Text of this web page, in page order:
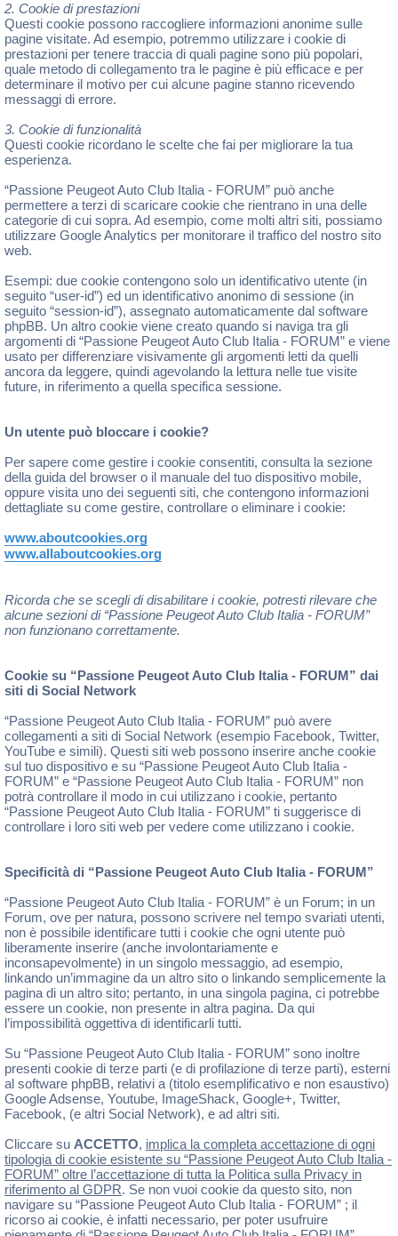
2. Cookie di prestazioni
Questi cookie possono raccogliere informazioni anonime sulle
pagine visitate. Ad esempio, potremmo utilizzare i cookie di
prestazioni per tenere traccia di quali pagine sono più popolari,
quale metodo di collegamento tra le pagine è più efficace e per
determinare il motivo per cui alcune pagine stanno ricevendo
messaggi di errore.
3. Cookie di funzionalità
Questi cookie ricordano le scelte che fai per migliorare la tua
esperienza.
“Passione Peugeot Auto Club Italia - FORUM” può anche
permettere a terzi di scaricare cookie che rientrano in una delle
categorie di cui sopra. Ad esempio, come molti altri siti, possiamo
utilizzare Google Analytics per monitorare il traffico del nostro sito
web.
Esempi: due cookie contengono solo un identificativo utente (in
seguito “user-id”) ed un identificativo anonimo di sessione (in
seguito “session-id”), assegnato automaticamente dal software
phpBB. Un altro cookie viene creato quando si naviga tra gli
argomenti di “Passione Peugeot Auto Club Italia - FORUM” e viene
usato per differenziare visivamente gli argomenti letti da quelli
ancora da leggere, quindi agevolando la lettura nelle tue visite
future, in riferimento a quella specifica sessione.
Un utente può bloccare i cookie?
Per sapere come gestire i cookie consentiti, consulta la sezione
della guida del browser o il manuale del tuo dispositivo mobile,
oppure visita uno dei seguenti siti, che contengono informazioni
dettagliate su come gestire, controllare o eliminare i cookie:
www.aboutcookies.org
www.allaboutcookies.org
Ricorda che se scegli di disabilitare i cookie, potresti rilevare che
alcune sezioni di “Passione Peugeot Auto Club Italia - FORUM”
non funzionano correttamente.
Cookie su “Passione Peugeot Auto Club Italia - FORUM” dai
siti di Social Network
“Passione Peugeot Auto Club Italia - FORUM” può avere
collegamenti a siti di Social Network (esempio Facebook, Twitter,
YouTube e simili). Questi siti web possono inserire anche cookie
sul tuo dispositivo e su “Passione Peugeot Auto Club Italia -
FORUM” e “Passione Peugeot Auto Club Italia - FORUM” non
potrà controllare il modo in cui utilizzano i cookie, pertanto
“Passione Peugeot Auto Club Italia - FORUM” ti suggerisce di
controllare i loro siti web per vedere come utilizzano i cookie.
Specificità di “Passione Peugeot Auto Club Italia - FORUM”
“Passione Peugeot Auto Club Italia - FORUM” è un Forum; in un
Forum, ove per natura, possono scrivere nel tempo svariati utenti,
non è possibile identificare tutti i cookie che ogni utente può
liberamente inserire (anche involontariamente e
inconsapevolmente) in un singolo messaggio, ad esempio,
linkando un’immagine da un altro sito o linkando semplicemente la
pagina di un altro sito; pertanto, in una singola pagina, ci potrebbe
essere un cookie, non presente in altra pagina. Da qui
l’impossibilità oggettiva di identificarli tutti.
Su “Passione Peugeot Auto Club Italia - FORUM” sono inoltre
presenti cookie di terze parti (e di profilazione di terze parti), esterni
al software phpBB, relativi a (titolo esemplificativo e non esaustivo)
Google Adsense, Youtube, ImageShack, Google+, Twitter,
Facebook, (e altri Social Network), e ad altri siti.
Cliccare su ACCETTO, implica la completa accettazione di ogni
tipologia di cookie esistente su “Passione Peugeot Auto Club Italia -
FORUM” oltre l’accettazione di tutta la Politica sulla Privacy in
riferimento al GDPR. Se non vuoi cookie da questo sito, non
navigare su “Passione Peugeot Auto Club Italia - FORUM” ; il
ricorso ai cookie, è infatti necessario, per poter usufruire